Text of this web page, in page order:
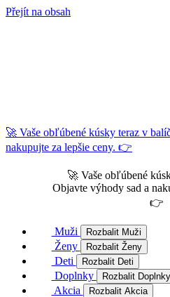
Přejít na obsah
🚀 Vaše obľúbené kúsky teraz v
nakupujte za lepšie ceny. 👉
🚀 Vaše obľúbené
Objavte výhody sad a
👉
Muži Rozbalit Muži
Ženy Rozbalit Ženy
Deti Rozbalit Deti
Doplnky Rozbalit Doplnky
Akcia Rozbalit Akcia